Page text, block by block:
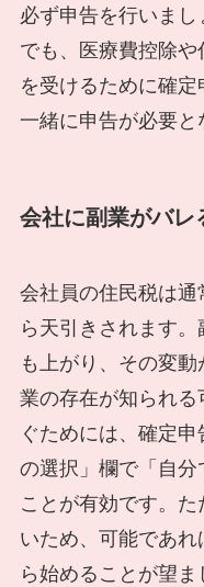
必ず申告を行いま
でも、医療費控除
を受けるために確
一緒に申告が必要と
会社に副業がバレ
会社員の住民税は
ら天引きされます
も上がり、その変
業の存在が知られ
ぐためには、確定
の選択」欄で「自
ことが有効です。
いため、可能であ
ら始めることが望ま